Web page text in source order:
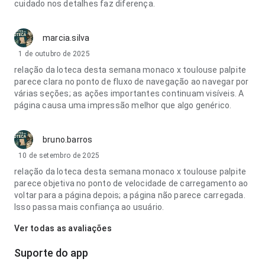
cuidado nos detalhes faz diferença.
marcia.silva
1 de outubro de 2025
relação da loteca desta semana monaco x toulouse palpite
parece clara no ponto de fluxo de navegação ao navegar por
várias seções; as ações importantes continuam visíveis. A
página causa uma impressão melhor que algo genérico.
bruno.barros
10 de setembro de 2025
relação da loteca desta semana monaco x toulouse palpite
parece objetiva no ponto de velocidade de carregamento ao
voltar para a página depois; a página não parece carregada.
Isso passa mais confiança ao usuário.
Ver todas as avaliações
Suporte do app